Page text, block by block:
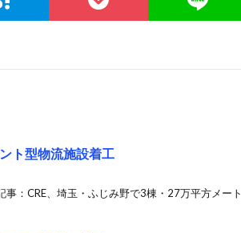
ト型物流施設着工
：CRE、埼玉・ふじみ野で3棟・27万平方メート